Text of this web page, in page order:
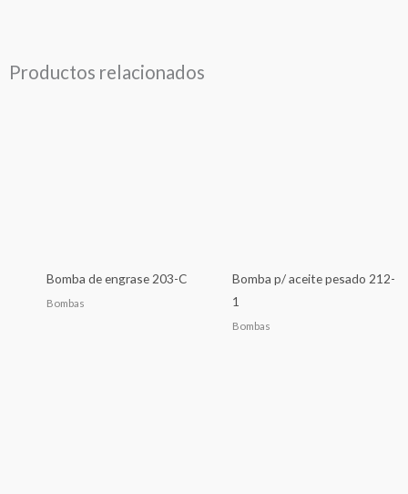
Productos relacionados
Bomba de engrase 203-C
Bombas
Bomba p/ aceite pesado 212-
1
Bombas